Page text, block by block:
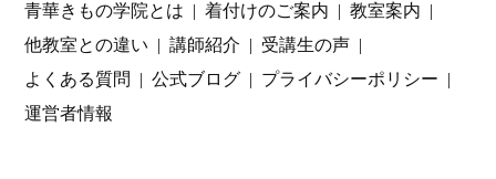
青華きもの学院とは 着付けのご案内
教室案内
他教室との違い
講師紹介
受講生の声
よくある質問
公式ブログ
プライバシーポリシー
運営者情報